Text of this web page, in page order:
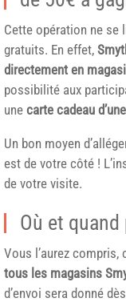
Cette opération ne se
gratuits. En effet,
directement en
possibilité aux
une carte cadeau
Un bon moyen
est de votre côté !
de votre visite.
Où et
Vous l’aurez
tous les magasins
d’envoi sera donné dès